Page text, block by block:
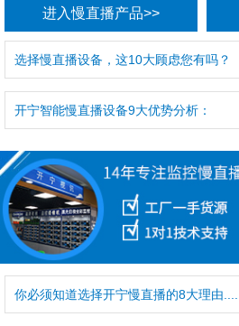
进入慢直播产品>>
选择慢直播设备，这10大顾虑您有吗？
开宁智能慢直播设备9大优势分析：
你必须知道选择开宁慢直播的8大理由......